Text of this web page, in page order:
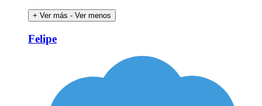
+ Ver más - Ver menos
Felipe